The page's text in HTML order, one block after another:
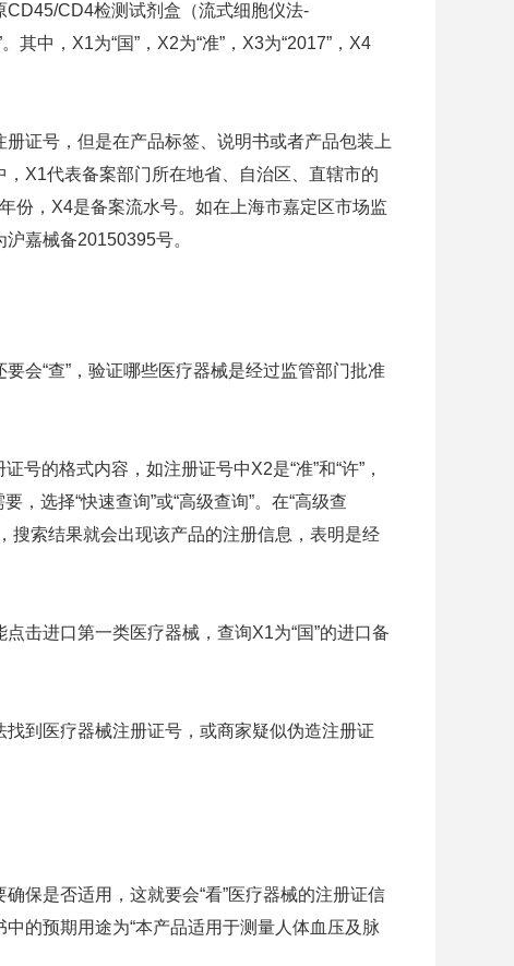
CD4检测试剂盒（流式细胞仪法-
中，X1为“国”，X2为“准”，X3为“2017”，X4
证号，但是在产品标签、说明书或者产品包装上
X1代表备案部门所在地省、自治区、直辖市的
份，X4是备案流水号。如在上海市嘉定区市场监
嘉械备20150395号。
“查”，验证哪些医疗器械是经过监管部门批准
的格式内容，如注册证号中X2是“准”和“许”，
，选择“快速查询”或“高级查询”。在“高级查
搜索结果就会出现该产品的注册信息，表明是经
进口第一类医疗器械，查询X1为“国”的进口备
到医疗器械注册证号，或商家疑似伪造注册证
是否适用，这就要会“看”医疗器械的注册证信
的预期用途为“本产品适用于测量人体血压及脉